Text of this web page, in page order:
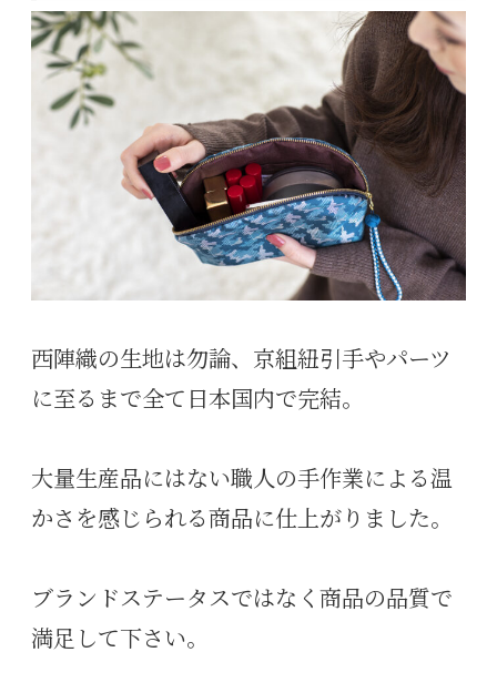
西陣織の生地は勿論、京組紐引手やパーツ
に至るまで全て日本国内で完結。
大量生産品にはない職人の手作業による温
かさを感じられる商品に仕上がりました。
ブランドステータスではなく商品の品質で
満足して下さい。